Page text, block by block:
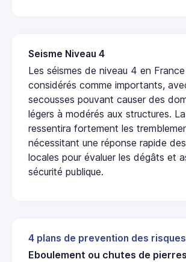
Seisme Niveau 4
Les séismes de niveau 4 en
considérés comme importants,
secousses pouvant causer des
légers à modérés aux structures.
ressentira fortement les
nécessitant une réponse rapide
locales pour évaluer les dégâts et
sécurité publique.
4 plans de prevention des
Eboulement ou chutes de